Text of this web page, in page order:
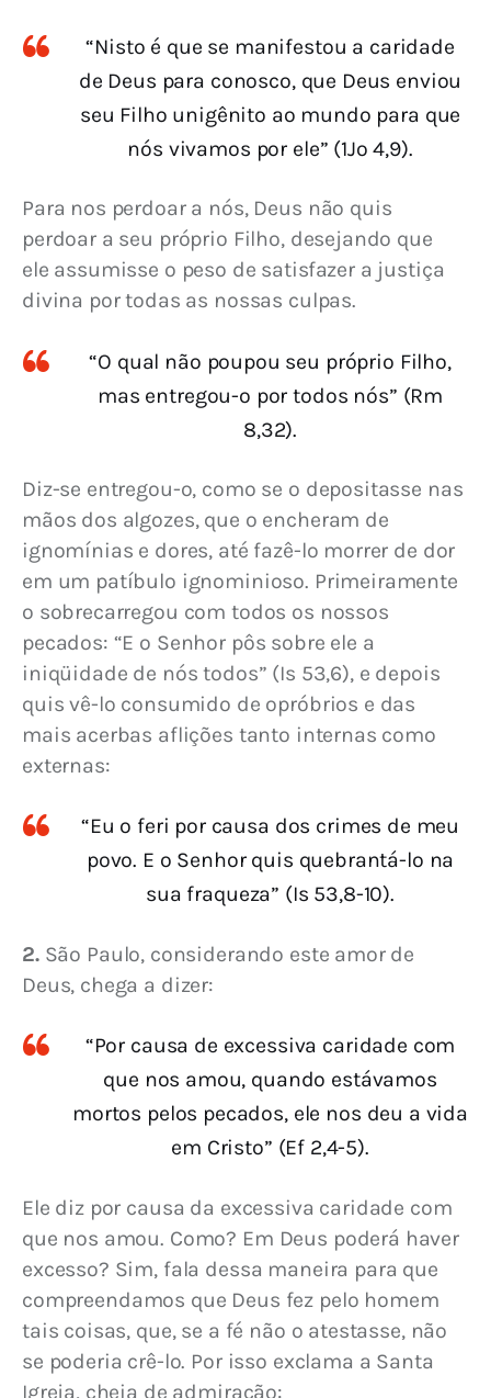
“Nisto é que se manifestou a caridade
de Deus para conosco, que Deus enviou
seu Filho unigênito ao mundo para que
nós vivamos por ele” (1Jo 4,9).
Para nos perdoar a nós, Deus não quis
perdoar a seu próprio Filho, desejando que
ele assumisse o peso de satisfazer a justiça
divina por todas as nossas culpas.
“O qual não poupou seu próprio Filho,
mas entregou-o por todos nós” (Rm
8,32).
Diz-se entregou-o, como se o depositasse nas
mãos dos algozes, que o encheram de
ignomínias e dores, até fazê-lo morrer de dor
em um patíbulo ignominioso. Primeiramente
o sobrecarregou com todos os nossos
pecados: “E o Senhor pôs sobre ele a
iniqüidade de nós todos” (Is 53,6), e depois
quis vê-lo consumido de opróbrios e das
mais acerbas aflições tanto internas como
externas:
“Eu o feri por causa dos crimes de meu
povo. E o Senhor quis quebrantá-lo na
sua fraqueza” (Is 53,8-10).
2. São Paulo, considerando este amor de
Deus, chega a dizer:
“Por causa de excessiva caridade com
que nos amou, quando estávamos
mortos pelos pecados, ele nos deu a vida
em Cristo” (Ef 2,4-5).
Ele diz por causa da excessiva caridade com
que nos amou. Como? Em Deus poderá haver
excesso? Sim, fala dessa maneira para que
compreendamos que Deus fez pelo homem
tais coisas, que, se a fé não o atestasse, não
se poderia crê-lo. Por isso exclama a Santa
Igreja, cheia de admiração: